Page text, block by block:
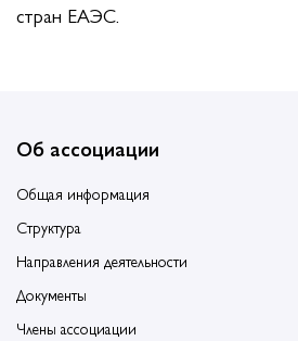
стран ЕАЭС.
Об ассоциации
Общая информация
Структура
Направления деятельности
Документы
Члены ассоциации